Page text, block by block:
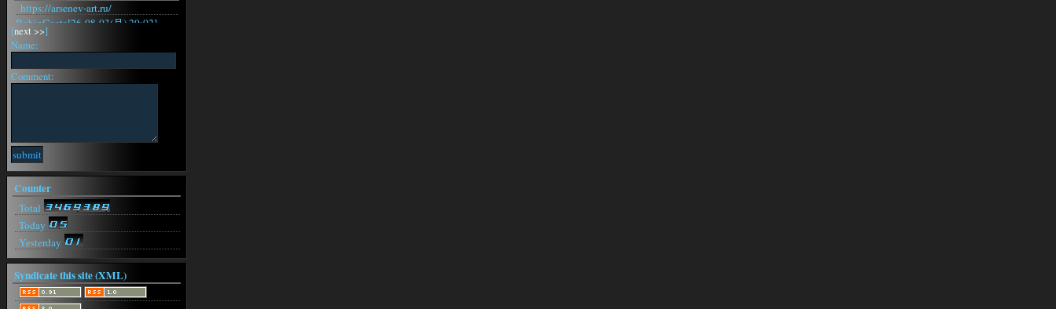
https://arsenev-art.ru/
RobinCoeta[26-08-03(月) 20:02]
https://arsenev-art.ru/
RobinCoeta[26-08-03(月) 19:29]
https://arsenev-art.ru/
RobinCoeta[26-08-03(月) 18:31]
RobinCoeta[26-08-03(月) 15:22]
https://arsenev-art.ru/
RobinCoeta[26-08-03(月) 15:16]
https://arsenev-art.ru/
RobinCoeta[26-08-03(月) 15:08]
https://arsenev-art.ru/
[next >>]
Name:
Comment:
Counter
Total
Today
Yesterday
Syndicate this site (XML)